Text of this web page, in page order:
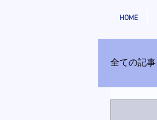
HOME
全ての記事